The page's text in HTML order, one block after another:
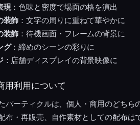
現：色味と密度で場面の格を演出
装飾 ：文字の周りに重ねて華やかに
装飾 ：待機画面・フレームの背景に
グ：締めのシーンの彩りに
：店舗ディスプレイの背景映像に
用利用について
パーティクルは、個人・商用のどち
布・再販売、自作素材としての配布は